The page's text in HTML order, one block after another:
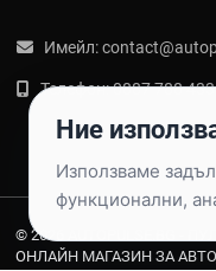
Имейл:
Телефон:0887 788 433
© 2026 AUTOPULSE.BG -
ОНЛАЙН МАГАЗИН ЗА
Ние
Използваме
функционални,